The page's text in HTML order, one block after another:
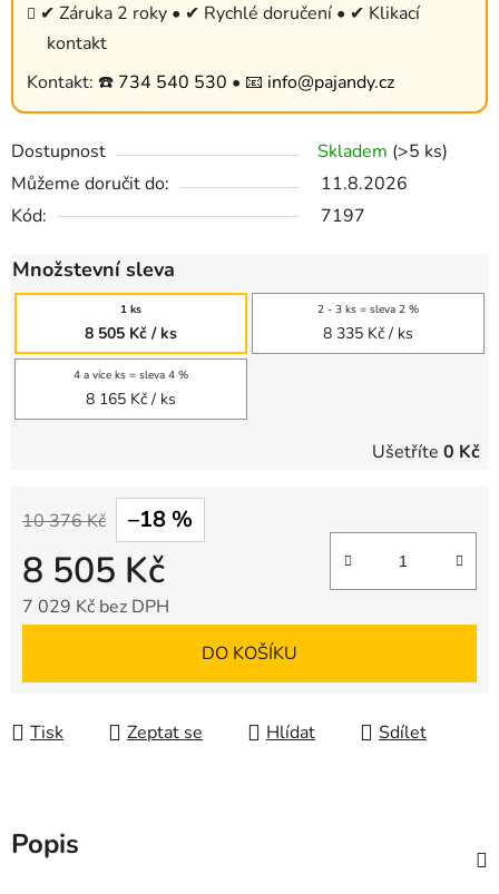
✔ Záruka 2 roky • ✔ Rychlé doručení • ✔ Klikací
kontakt
Kontakt: ☎️ 734 540 530 • 📧 info@pajandy.cz
Dostupnost Skladem (>5 ks)
Můžeme doručit do:
11.8.2026
Kód:
7197
Množstevní sleva
1 ks
8 505 Kč / ks
2 - 3 ks = sleva 2 %
8 335 Kč / ks
4 a více ks = sleva 4 %
8 165 Kč / ks
Ušetříte 0 Kč
10 376 Kč –18 %
8 505 Kč
7 029 Kč bez DPH
DO KOŠÍKU
Tisk Zeptat se Hlídat Sdílet
Popis